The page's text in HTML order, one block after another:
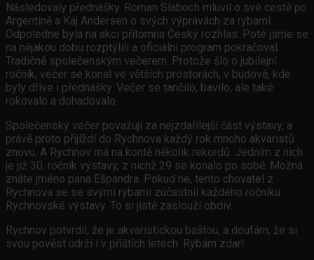
Následovaly přednášky. Roman Slaboch mluvil o své cestě po
Argentině a Kaj Andersen o svých výpravách za rybami.
Odpoledne byla na akci přítomna Český rozhlas. Poté jsme se
na nějakou dobu rozptýlili a oficiální program pokračoval.
Tradičně společenským večerem. Protože šlo o jubilejní
ročník, večer se konal ve větších prostorách, v budově, kde
byly dříve i přednášky. Večer se tančilo, bavilo, ale také
rokovalo a dohadovalo.
Společenský večer považuji za nejzdařilejší část výstavy, a
právě proto přijíždí do Rychnova každý rok mnoho akvaristů
znovu. A Rychnov má na kontě několik rekordů. Jedním z nich
je již 30. ročník výstavy, z nichž 29 se konalo po sobě. Možná
znáte jméno pana Ešpandra. Pokud ne, tento chovatel z
Rychnova se se svými rybami zúčastnil každého ročníku
Rychnovské výstavy. To si jistě zaslouží obdiv.
Rychnov potvrdil, že je akvaristickou baštou, a doufám, že si
svou pověst udrží i v příštích letech. Rybám zdar!